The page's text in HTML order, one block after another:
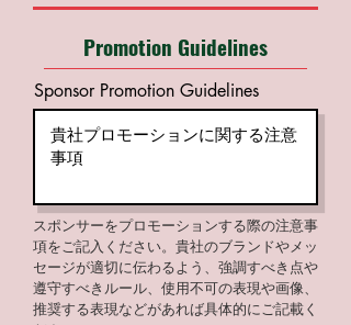
Promotion Guidelines
Sponsor Promotion Guidelines
スポンサーをプロモーションする際の注意事
項をご記入ください。貴社のブランドやメッ
セージが適切に伝わるよう、強調すべき点や
遵守すべきルール、使用不可の表現や画像、
推奨する表現などがあれば具体的にご記載く